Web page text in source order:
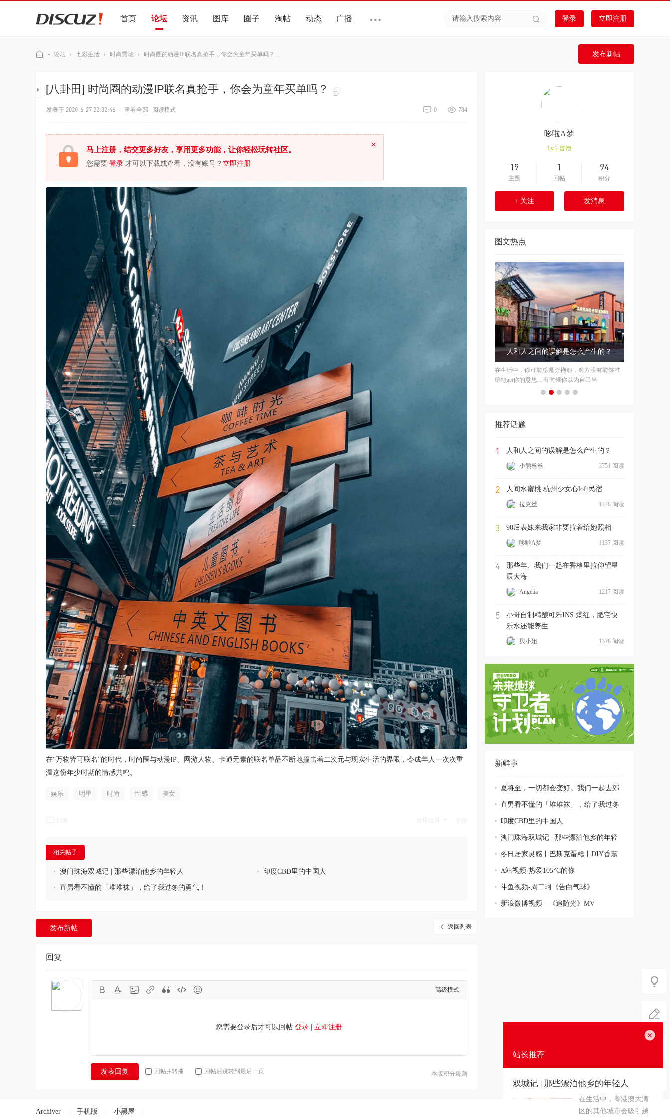
首页 论坛 资讯 图库 圈子 淘帖 动态 广播 登录 立即注册
发布新帖
sc
» 论坛 › 七彩生活 › 时尚秀场 › 时尚圈的动漫IP联名真抢手，你会为童年买单吗？ ...
[八卦田] 时尚圈的动漫IP联名真抢手，你会为童年买单吗？
784
0
发表于 2020-6-27 22:32:46 查看全部 阅读模式
马上注册，结交更多好友，享用更多功能，让你轻松玩转社区。
您需要 登录 才可以下载或查看，没有账号？ 立即注册
×
在“万物皆可联名”的时代，时尚圈与动漫IP、网游人物、卡通元素的联名单品不断地撞击着二次元与现实生活的界限，令成年人一次次重
温这份年少时期的情感共鸣。
娱乐 明星 时尚 性感 美女
相关帖子
• 澳门珠海双城记 | 那些漂泊他乡的年轻人 • 印度CBD里的中国人
• 直男看不懂的「堆堆袜」，给了我过冬的勇气！
返回列表
发布新帖
回复
高级模式
您需要登录后才可以回帖 登录 立即注册
本版积分规则
发表回复 回帖并转播 回帖后跳转到最后一页
哆啦A梦
Lv.2 冒泡
19
主题
1
回帖
94
积分
+ 关注 发消息
图文热点
今夏美貌 KPI：“靓”过在座的所有
平平无奇的一套look，搭配对了配饰，时髦度就
能直线飙升，让你在这个夏天轻松“靓”过
推荐话题
1 人和人之间的误解是怎么产生的？
3751 阅读
小熊爸爸
2 人间水蜜桃 杭州少女心loft民宿
1778 阅读
拉克丝
3 90后表妹来我家非要拉着给她照相
1137 阅读
哆啦A梦
4
那些年、我们一起在香格里拉仰望星
辰大海
1217 阅读
Angelia
5
小哥自制精酿可乐INS 爆红，肥宅快
乐水还能养生
1378 阅读
贝小姐
新鲜事
夏将至，一切都会变好。我们一起去郊
游！直男看不懂的「堆堆袜」，给了我过冬
的勇气
印度CBD里的中国人
澳门珠海双城记 | 那些漂泊他乡的年轻
人冬日居家灵感丨巴斯克蛋糕丨DIY香薰
蜡烛丨S
A站视频-热爱105°C的你
斗鱼视频-周二珂《告白气球》
新浪微博视频 - 《追随光》MV
站长推荐
双城记 | 那些漂泊他乡的年轻人
在生活中，粤港澳大湾
区的其他城市会吸引越
Archiver 手机版 小黑屋